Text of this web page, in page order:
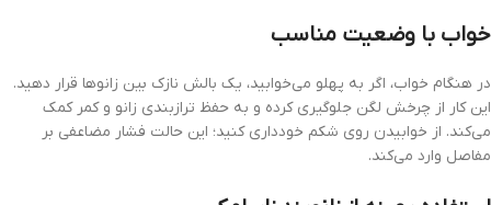
خواب با وضعیت مناسب
در هنگام خواب، اگر به پهلو می‌خوابید، یک بالش نازک بین زانوها قرار دهید.
این کار از چرخش لگن جلوگیری کرده و به حفظ ترازبندی زانو و کمر کمک
می‌کند. از خوابیدن روی شکم خودداری کنید؛ این حالت فشار مضاعفی بر
مفاصل وارد می‌کند.